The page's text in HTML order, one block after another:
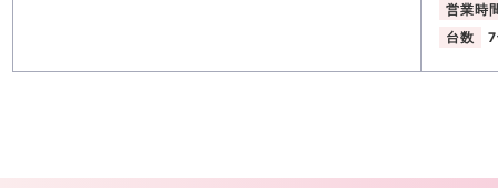
営業時
台数